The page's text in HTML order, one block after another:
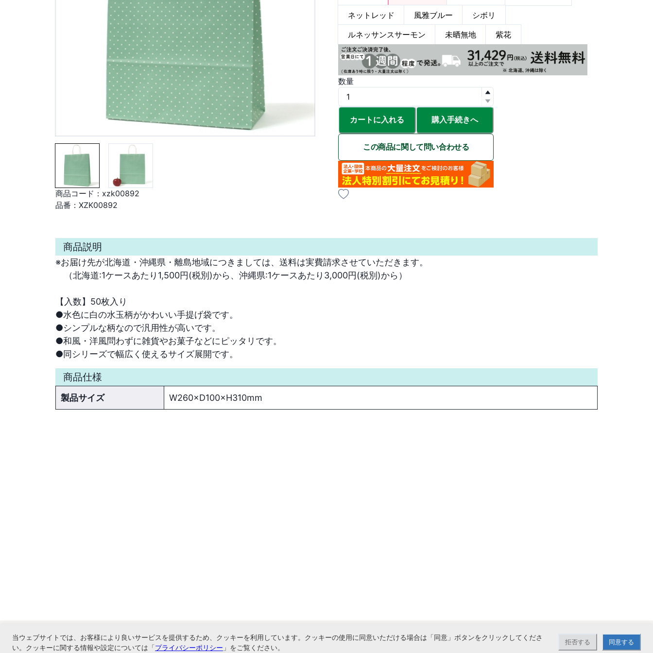
商品コード： xzk00892
品番： XZK00892
ネットレッド
風雅ブルー
シボリ
ルネッサンスサーモン
未晒無地 紫花
数量
カートに入れる 購入手続きへ
この商品に関して問い合わせる
商品説明
※お届け先が北海道・沖縄県・離島地域につきましては、送料は実費請求させていただきます。
（北海道:1ケースあたり1,500円(税別)から、沖縄県:1ケースあたり3,000円(税別)から）
【入数】50枚入り
●水色に白の水玉柄がかわいい手提げ袋です。
●シンプルな柄なので汎用性が高いです。
●和風・洋風問わずに雑貨やお菓子などにピッタリです。
●同シリーズで幅広く使えるサイズ展開です。
商品仕様
製品サイズ W260×D100×H310mm
当ウェブサイトでは、お客様により良いサービスを提供するため、クッキーを利用しています。クッキーの使用に同意いただける場合は「同意」ボタンをクリックしてくださ
い。クッキーに関する情報や設定については「プライバシーポリシー 」をご覧ください。
拒否する 同意する